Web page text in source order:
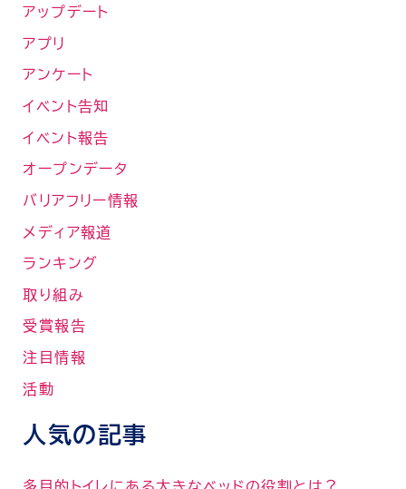
アップデート
アプリ
アンケート
イベント告知
イベント報告
オープンデータ
バリアフリー情報
メディア報道
ランキング
取り組み
受賞報告
注目情報
活動
人気の記事